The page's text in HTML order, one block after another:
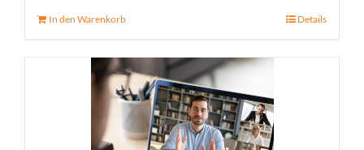
In den Warenkorb Details